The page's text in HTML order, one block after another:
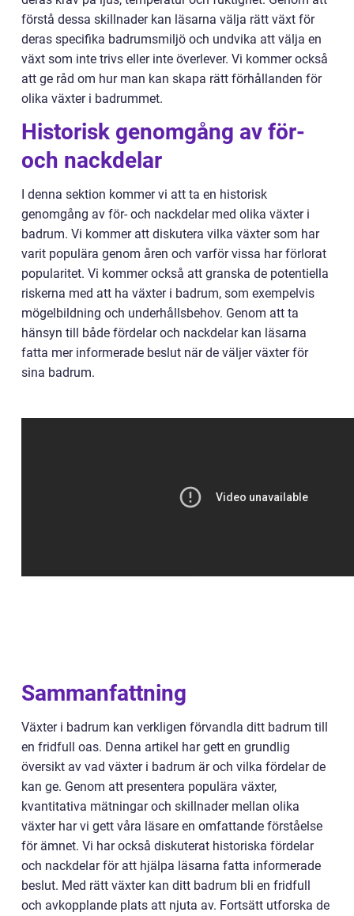
förstå dessa skillnader kan läsarna välja rätt växt för
deras specifika badrumsmiljö och undvika att välja en
växt som inte trivs eller inte överlever. Vi kommer också
att ge råd om hur man kan skapa rätt förhållanden för
olika växter i badrummet.
Historisk genomgång av för-
och nackdelar
I denna sektion kommer vi att ta en historisk
genomgång av för- och nackdelar med olika växter i
badrum. Vi kommer att diskutera vilka växter som har
varit populära genom åren och varför vissa har förlorat
popularitet. Vi kommer också att granska de potentiella
riskerna med att ha växter i badrum, som exempelvis
mögelbildning och underhållsbehov. Genom att ta
hänsyn till både fördelar och nackdelar kan läsarna
fatta mer informerade beslut när de väljer växter för
sina badrum.
Sammanfattning
Växter i badrum kan verkligen förvandla ditt badrum till
en fridfull oas. Denna artikel har gett en grundlig
översikt av vad växter i badrum är och vilka fördelar de
kan ge. Genom att presentera populära växter,
kvantitativa mätningar och skillnader mellan olika
växter har vi gett våra läsare en omfattande förståelse
för ämnet. Vi har också diskuterat historiska fördelar
och nackdelar för att hjälpa läsarna fatta informerade
beslut. Med rätt växter kan ditt badrum bli en fridfull
och avkopplande plats att njuta av. Fortsätt utforska de